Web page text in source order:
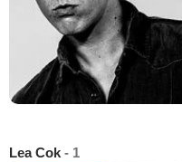
Lea Cok - 1